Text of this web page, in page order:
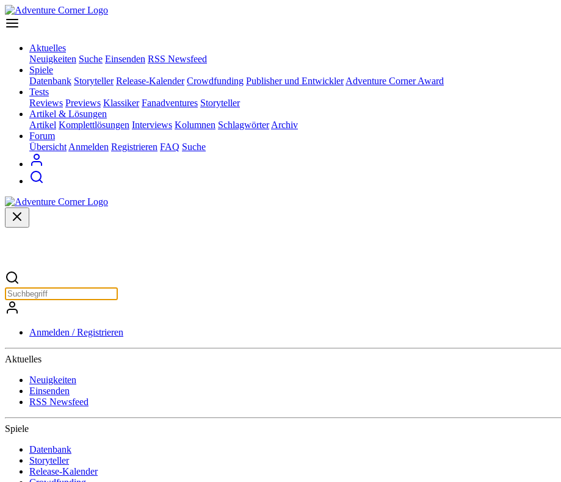
Aktuelles
Neuigkeiten Suche Einsenden RSS Newsfeed
Spiele
Datenbank Storyteller Release-Kalender Crowdfunding Publisher und Entwickler Adventure Corner Award
Tests
Reviews Previews Klassiker Fanadventures Storyteller
Artikel & Lösungen
Artikel Komplettlösungen Interviews Kolumnen Schlagwörter Archiv
Forum
Übersicht Anmelden Registrieren FAQ Suche
Anmelden / Registrieren
Aktuelles
Neuigkeiten
Einsenden
RSS Newsfeed
Spiele
Datenbank
Storyteller
Release-Kalender